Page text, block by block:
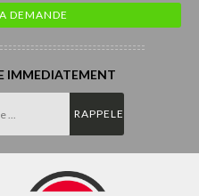
IMMEDIATEMENT